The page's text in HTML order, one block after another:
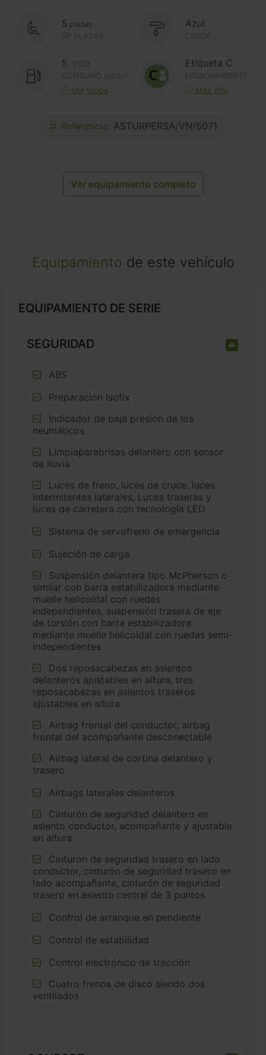
Nº PLAZAS
5 plazas Azul
COLOR
5
l/100
CONSUMO
(MEDIO)
Ver todos
Etiqueta C
MEDIOAMBIENTE
Más info
Referencia: ASTURPERSA/VN/5071
Ver equipamiento completo
Equipamiento de este vehículo
EQUIPAMIENTO DE SERIE
SEGURIDAD
ABS
Preparación Isofix
neumáticos
de lluvia
intermitentes laterales, Luces traseras y
luces de carretera con tecnología LED
Sistema de servofreno de emergencia
Sujeción de carga
similar con barra estabilizadora mediante
muelle helicoidal con ruedas
independientes, suspensión trasera de eje
de torsión con barra estabilizadora
mediante muelle helicoidal con ruedas semi-
independientes
delanteros ajustables en altura, tres
reposacabezas en asientos traseros
ajustables en altura
frontal del acompañante desconectable
trasero
Airbags laterales delanteros
asiento conductor, acompañante y ajustable
en altura
conductor, cinturón de seguridad trasero en
lado acompañante, cinturón de seguridad
trasero en asiento central de 3 puntos
Control de arranque en pendiente
Control de estabilidad
Control electrónico de tracción
ventilados